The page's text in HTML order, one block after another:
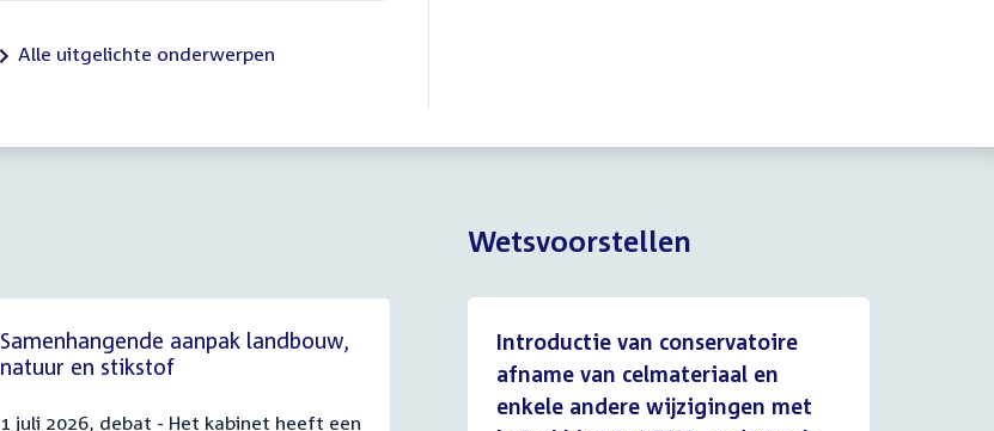
Alle uitgelichte onderwerpen
Samenhangende aanpak landbouw,
natuur en stikstof
1 juli 2026, debat - Het kabinet heeft een
Wetsvoorstellen
Introductie van conservatoire
afname van celmateriaal en
enkele andere wijzigingen met